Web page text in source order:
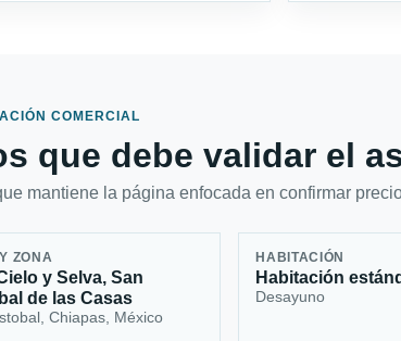
COMERCIAL
que debe validar el
mantiene la página enfocada en confirmar
ZONA
y Selva, San
de las Casas
Chiapas, México
HABITACIÓN
Habitación
Desayuno